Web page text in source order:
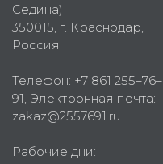
Седина)
350015 , г. Краснодар,
Россия
Телефон: +7 861 255–76–
91 , Электронная почта:
zakaz@2557691.ru
Рабочие дни: